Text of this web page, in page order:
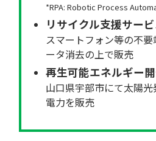
*RPA: Robotic Process
リサイクル支援サー
スマートフォン等の不
ータ消去の上で販売
再生可能エネルギー
山口県宇部市にて太陽
電力を販売